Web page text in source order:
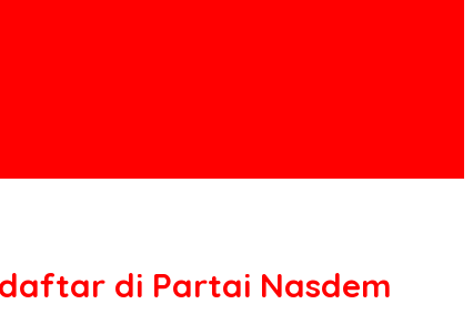
di Partai Nasdem